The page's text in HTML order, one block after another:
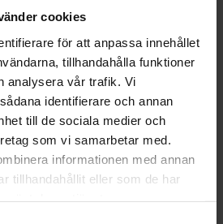
cookies
för att anpassa innehållet
tillhandahålla funktioner
analysera vår trafik. Vi
identifierare och annan
till de sociala medier och
som vi samarbetar med.
informationen med annan
tillhandahållit eller som de har
möjliggör strukturefterbildning
Kan efter påstrykning och torkning
lacksysytem i önskad färgton.
128 kr